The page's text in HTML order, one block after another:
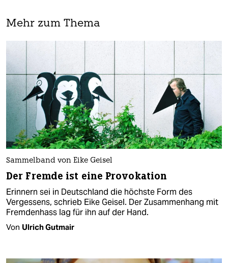
Mehr zum Thema
Sammelband von Eike Geisel
Der Fremde ist eine Provokation
Erinnern sei in Deutschland die höchste Form des
Vergessens, schrieb Eike Geisel. Der Zusammenhang mit
Fremdenhass lag für ihn auf der Hand.
Von Ulrich Gutmair